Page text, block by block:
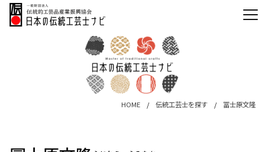
HOME 伝統工芸士を探す 冨士原文隆